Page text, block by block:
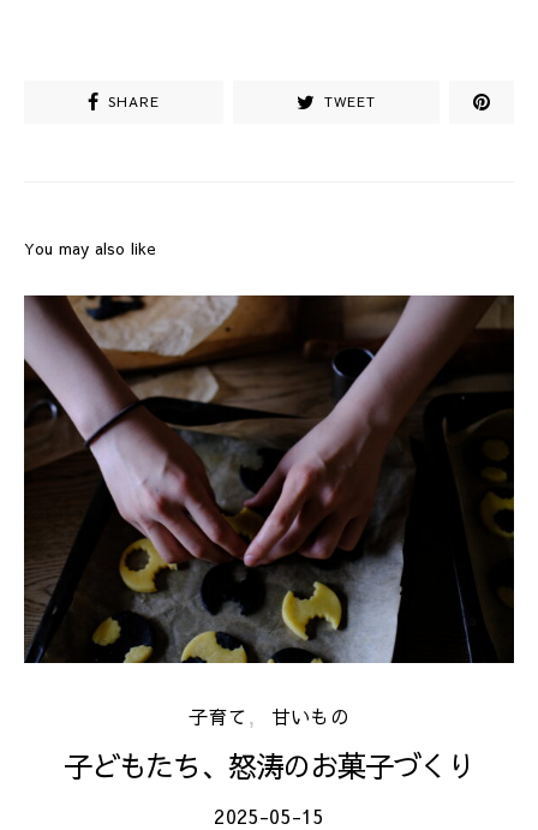
SHARE TWEET
You may also like
子育て 甘いもの
子どもたち、怒涛のお菓子づくり
2025-05-15